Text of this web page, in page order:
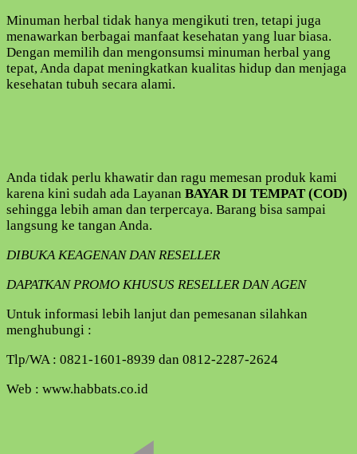
Minuman herbal tidak hanya mengikuti tren, tetapi juga
menawarkan berbagai manfaat kesehatan yang luar biasa.
Dengan memilih dan mengonsumsi minuman herbal yang
tepat, Anda dapat meningkatkan kualitas hidup dan menjaga
kesehatan tubuh secara alami.
Anda tidak perlu khawatir dan ragu memesan produk kami
karena kini sudah ada Layanan BAYAR DI TEMPAT (COD)
sehingga lebih aman dan terpercaya. Barang bisa sampai
langsung ke tangan Anda.
DIBUKA KEAGENAN DAN RESELLER
DAPATKAN PROMO KHUSUS RESELLER DAN AGEN
Untuk informasi lebih lanjut dan pemesanan silahkan
menghubungi :
Tlp/WA : 0821-1601-8939 dan 0812-2287-2624
Web : www.habbats.co.id